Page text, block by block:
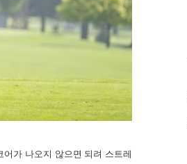
가 나오지 않으면 되려 스트레